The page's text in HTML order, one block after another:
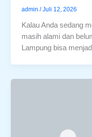
admin/Juli 12, 2026
Kalau Anda sedang
masih alami dan
Lampung bisa